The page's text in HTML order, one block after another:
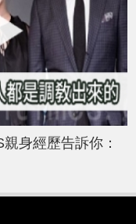
身經歷告訴你：